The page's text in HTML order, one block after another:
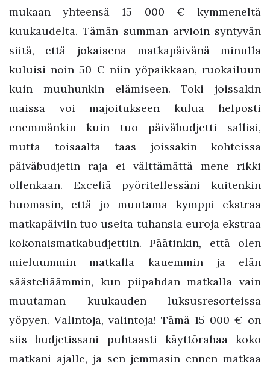
mukaan yhteensä 15 000 € kymmeneltä
kuukaudelta. Tämän summan arvioin syntyvän
siitä, että jokaisena matkapäivänä minulla
kuluisi noin 50 € niin yöpaikkaan, ruokailuun
kuin muuhunkin elämiseen. Toki joissakin
maissa voi majoitukseen kulua helposti
enemmänkin kuin tuo päiväbudjetti sallisi,
mutta toisaalta taas joissakin kohteissa
päiväbudjetin raja ei välttämättä mene rikki
ollenkaan. Exceliä pyöritellessäni kuitenkin
huomasin, että jo muutama kymppi ekstraa
matkapäiviin tuo useita tuhansia euroja ekstraa
kokonaismatkabudjettiin. Päätinkin, että olen
mieluummin matkalla kauemmin ja elän
säästeliäämmin, kun piipahdan matkalla vain
muutaman kuukauden luksusresorteissa
yöpyen. Valintoja, valintoja! Tämä 15 000 € on
siis budjetissani puhtaasti käyttörahaa koko
matkani ajalle, ja sen jemmasin ennen matkaa